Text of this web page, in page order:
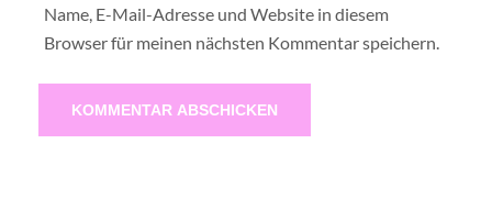
Name, E-Mail-Adresse und Website in diesem
Browser für meinen nächsten Kommentar speichern.